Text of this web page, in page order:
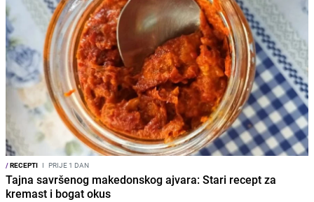
/RECEPTI I PRIJE 1 DAN
Tajna savršenog makedonskog ajvara: Stari recept za
kremast i bogat okus